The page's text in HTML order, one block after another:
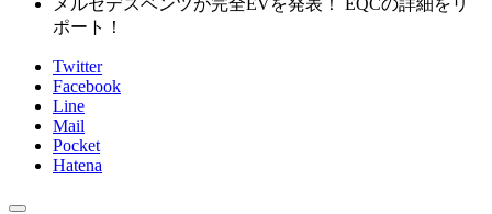
メルセデスベンツが完全EVを発表！ EQCの詳細をリ
ポート！
Twitter
Facebook
Line
Mail
Pocket
Hatena